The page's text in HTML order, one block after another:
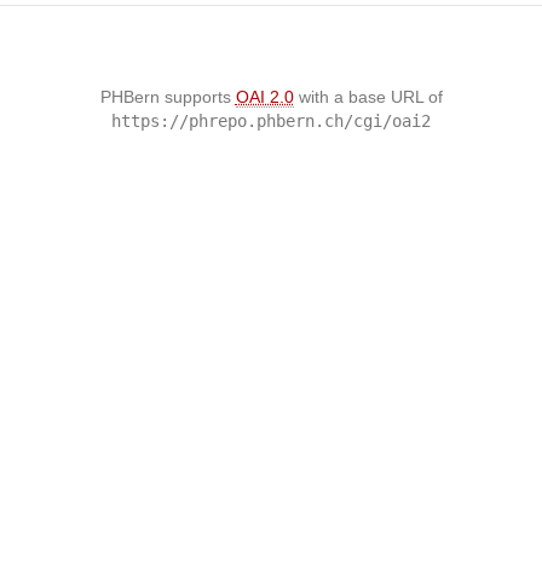
PHBern supports OAI 2.0with a base URL of
https://phrepo.phbern.ch/cgi/oai2